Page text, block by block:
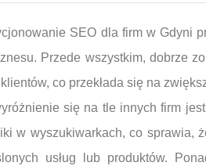
SEO dla firm w Gdyni
Przede wszystkim, dobrze
co przekłada się na
się na tle innych firm
w wyszukiwarkach, co sprawia,
usług lub produktów.